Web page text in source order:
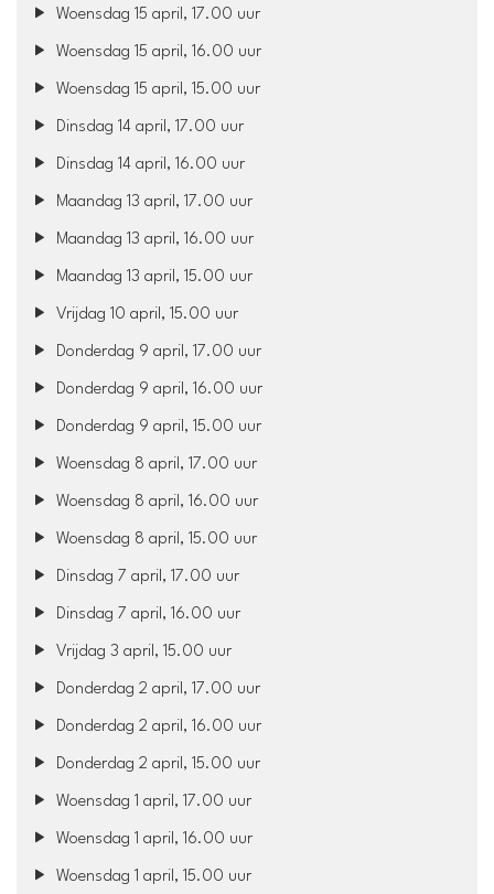
Woensdag 15 april, 17.00 uur
Woensdag 15 april, 16.00 uur
Woensdag 15 april, 15.00 uur
Dinsdag 14 april, 17.00 uur
Dinsdag 14 april, 16.00 uur
Maandag 13 april, 17.00 uur
Maandag 13 april, 16.00 uur
Maandag 13 april, 15.00 uur
Vrijdag 10 april, 15.00 uur
Donderdag 9 april, 17.00 uur
Donderdag 9 april, 16.00 uur
Donderdag 9 april, 15.00 uur
Woensdag 8 april, 17.00 uur
Woensdag 8 april, 16.00 uur
Woensdag 8 april, 15.00 uur
Dinsdag 7 april, 17.00 uur
Dinsdag 7 april, 16.00 uur
Vrijdag 3 april, 15.00 uur
Donderdag 2 april, 17.00 uur
Donderdag 2 april, 16.00 uur
Donderdag 2 april, 15.00 uur
Woensdag 1 april, 17.00 uur
Woensdag 1 april, 16.00 uur
Woensdag 1 april, 15.00 uur